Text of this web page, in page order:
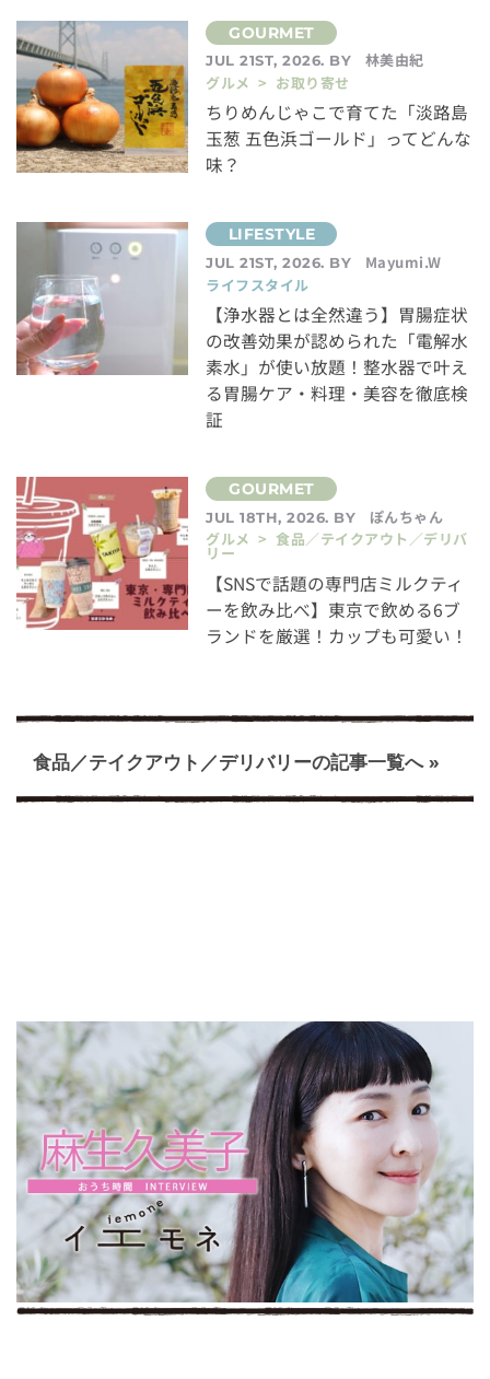
JUL 21ST, 2026. BY
林美由紀
グルメ > お取り寄せ
ちりめんじゃこで育てた「淡路島
玉葱 五色浜ゴールド」ってどんな
味？
JUL 21ST, 2026. BY
Mayumi.W
ライフスタイル
【浄水器とは全然違う】胃腸症状
の改善効果が認められた「電解水
素水」が使い放題！整水器で叶え
る胃腸ケア・料理・美容を徹底検
証
JUL 18TH, 2026. BY
ぽんちゃん
グルメ > 食品／テイクアウト／デリバ
リー
【SNSで話題の専門店ミルクティ
ーを飲み比べ】東京で飲める6ブ
ランドを厳選！カップも可愛い！
食品／テイクアウト／デリバリーの記事一覧へ »